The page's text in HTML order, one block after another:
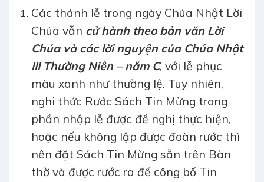
Các thánh lễ trong ngày Chúa Nhật Lời
Chúa vẫn cử hành theo bản văn Lời
Chúa và các lời nguyện của Chúa Nhật
III Thường Niên – năm C, với lễ phục
màu xanh như thường lệ. Tuy nhiên,
nghi thức Rước Sách Tin Mừng trong
phần nhập lễ được đề nghị thực hiện,
hoặc nếu không lập được đoàn rước thì
nên đặt Sách Tin Mừng sẵn trên Bàn
thờ và được rước ra để công bố Tin